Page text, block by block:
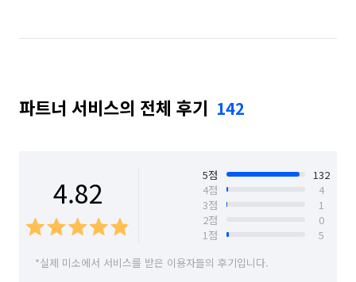
해피홈크린케어의 체계적인 청소 서비스 ! 청결하고 쾌적한 생활
공간을 만듭니다.
문의 사항은 언제든지 아래의 번호로 연락 주시면 친절하게 상담
도와드리겠습니다. 감사합니다.
경기 수원시 팔달구 경기 시흥시
경기 안양시 동안구 경기 안양시 만안구
경기 의왕시 경기 화성시
인천 남구 인천 동구
인천 부평구 인천 서구 인천 연수구
인천 중구 경기 부천시 소사구 경기 부천시 원미구
파트너 서비스의 전체 후기 142
4.82 5점
132
4점
4
3점
1
2점
0
1점
5
*실제 미소에서 서비스를 받은 이용자들의 후기입니다.